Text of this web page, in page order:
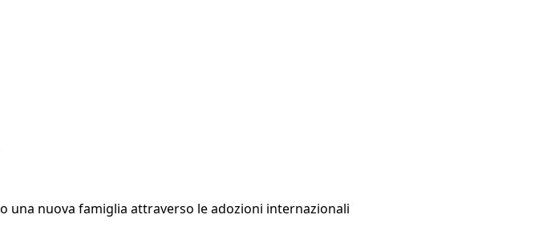
una nuova famiglia attraverso le adozioni internazionali